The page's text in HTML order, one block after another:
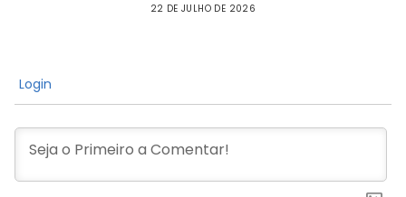
22 DE JULHO DE 2026
Login